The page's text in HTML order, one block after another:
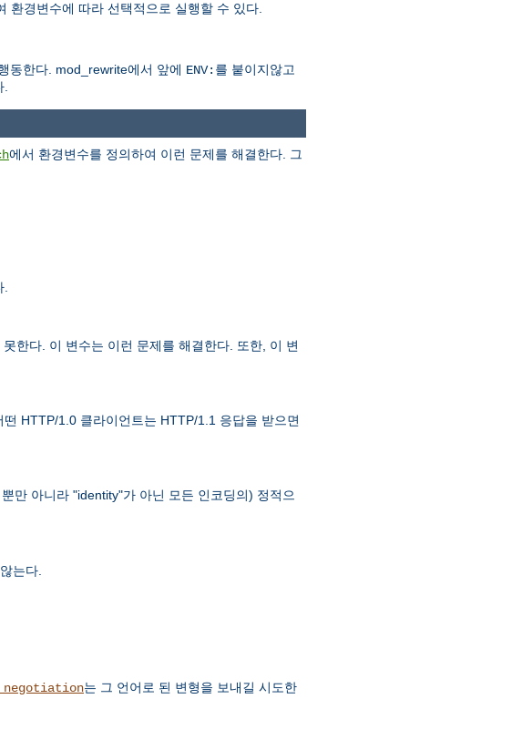
환경변수에 따라 선택적으로 실행할 수 있다.
동한다. mod_rewrite에서 앞에 ENV: 를 붙이지않고
.
에서 환경변수를 정의하여 이런 문제를 해결한다. 그
한다. 이 변수는 이런 문제를 해결한다. 또한, 이 변
HTTP/1.0 클라이언트는 HTTP/1.1 응답을 받으면
만 아니라 "identity"가 아닌 모든 인코딩의) 정적으
는다.
는 그 언어로 된 변형을 보내길 시도한